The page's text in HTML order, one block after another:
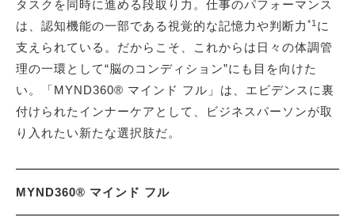
タスクを同時に進める段取り力。仕事のパフォーマンス
は、認知機能の一部である視覚的な記憶力や判断力 *1 に
支えられている。だからこそ、これからは日々の体調管
理の一環として“脳のコンディション”にも目を向けた
い。「MYND360® マインド フル」は、エビデンスに裏
付けられたインナーケアとして、ビジネスパーソンが取
り入れたい新たな選択肢だ。
MYND360® マインド フル